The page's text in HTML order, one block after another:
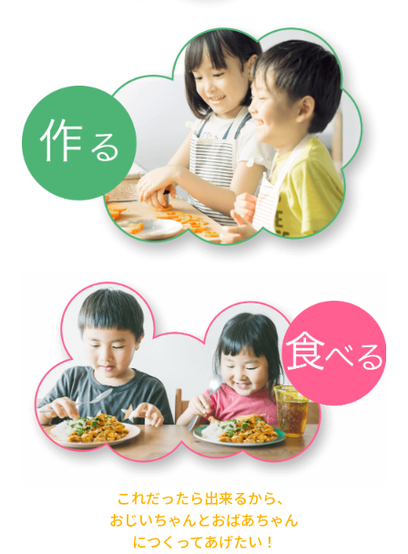
これだったら出来るから、
おじいちゃんとおばあちゃん
につくってあげたい！